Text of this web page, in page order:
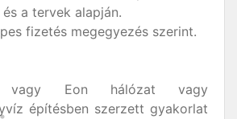
a tervek alapján.
fizetés megegyezés szerint.
vagy Eon hálózat vagy
építésben szerzett gyakorlat